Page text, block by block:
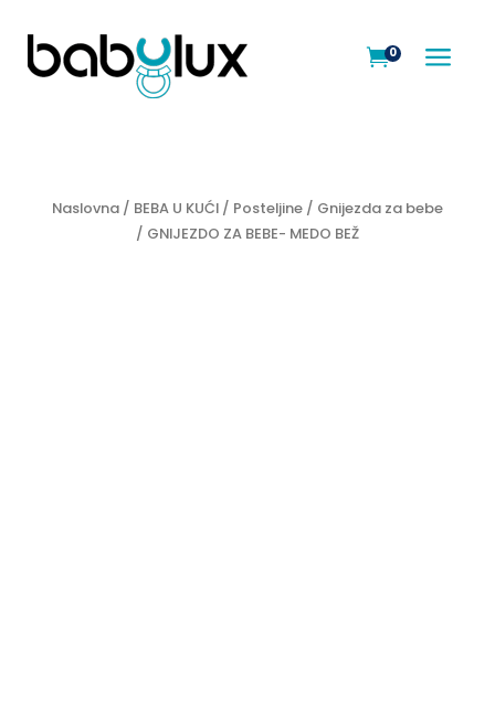
a
0
Naslovna/ BEBA U KUĆI/ Posteljine/ Gnijezda za bebe
/ GNIJEZDO ZA BEBE- MEDO BEŽ